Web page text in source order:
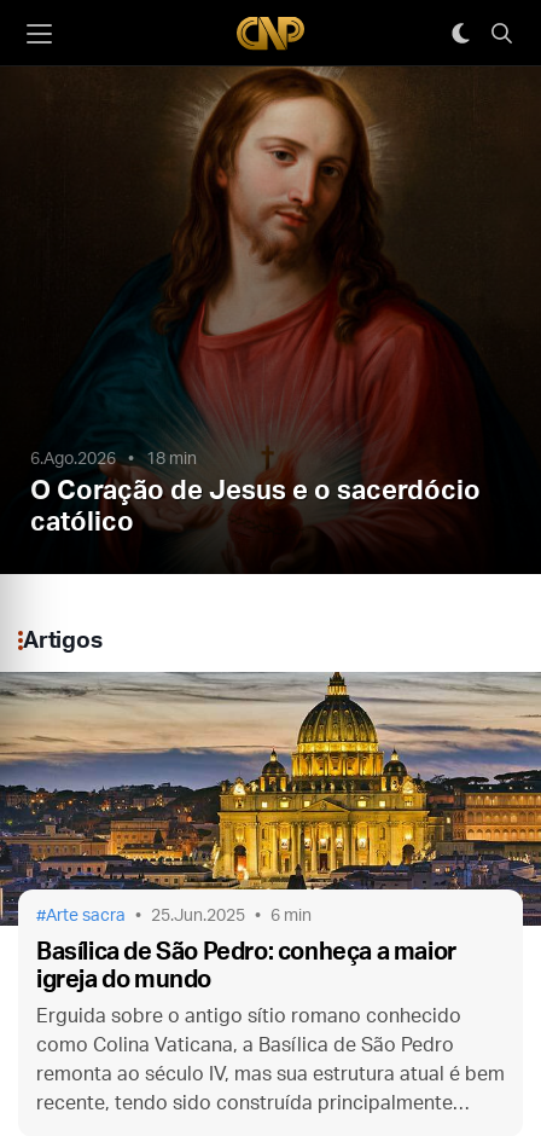
6.Ago.2026 18 min
O Coração de Jesus e o sacerdócio
católico
Artigos
Arte sacra 25.Jun.2025 6 min
Basílica de São Pedro: conheça a maior
igreja do mundo
Erguida sobre o antigo sítio romano conhecido
como Colina Vaticana, a Basílica de São Pedro
remonta ao século IV, mas sua estrutura atual é bem
recente, tendo sido construída principalmente